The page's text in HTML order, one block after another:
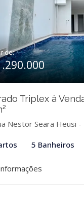
de:
Triplex à
Nestor Seara Heusi -
5 Banheiros